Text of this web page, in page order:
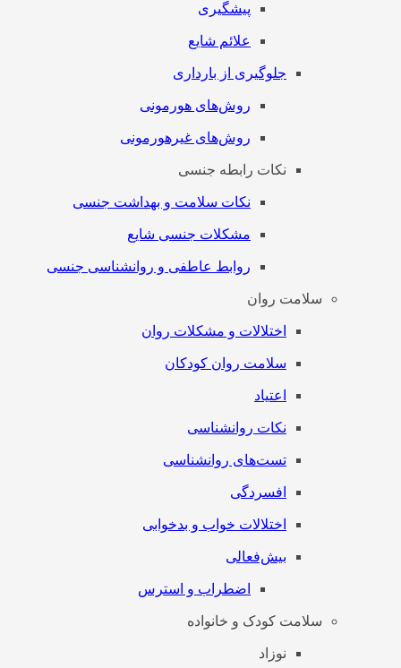
پیشگیری
علائم شایع
جلوگیری از بارداری
روش‌های هورمونی
روش‌های غیرهورمونی
نکات رابطه جنسی
نکات سلامت و بهداشت جنسی
مشکلات جنسی شایع
روابط عاطفی و روانشناسی جنسی
سلامت روان
اختلالات و مشکلات روان
سلامت روان کودکان
اعتیاد
نکات روانشناسی
تست‌های روانشناسی
افسردگی
اختلالات خواب و بدخوابی
بیش‌فعالی
اضطراب و استرس
سلامت کودک و خانواده
نوزاد